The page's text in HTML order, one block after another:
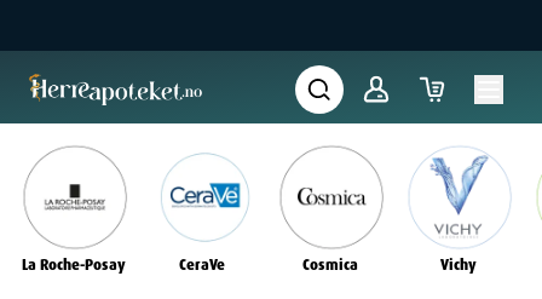
La Roche-Posay CeraVe Cosmica Vichy